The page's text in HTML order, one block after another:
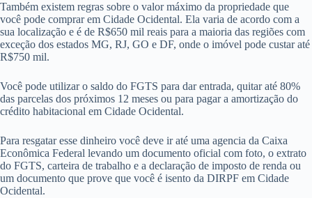
Também existem regras sobre o valor máximo da propriedade que
você pode comprar em Cidade Ocidental. Ela varia de acordo com a
sua localização e é de R$650 mil reais para a maioria das regiões com
exceção dos estados MG, RJ, GO e DF, onde o imóvel pode custar até
R$750 mil.
Você pode utilizar o saldo do FGTS para dar entrada, quitar até 80%
das parcelas dos próximos 12 meses ou para pagar a amortização do
crédito habitacional em Cidade Ocidental.
Para resgatar esse dinheiro você deve ir até uma agencia da Caixa
Econômica Federal levando um documento oficial com foto, o extrato
do FGTS, carteira de trabalho e a declaração de imposto de renda ou
um documento que prove que você é isento da DIRPF em Cidade
Ocidental.